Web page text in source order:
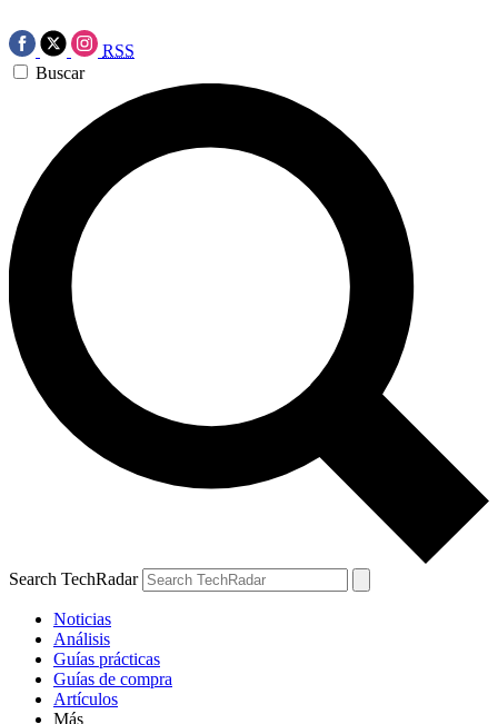
RSS
Buscar
Search TechRadar
Noticias
Análisis
Guías prácticas
Guías de compra
Artículos
Más